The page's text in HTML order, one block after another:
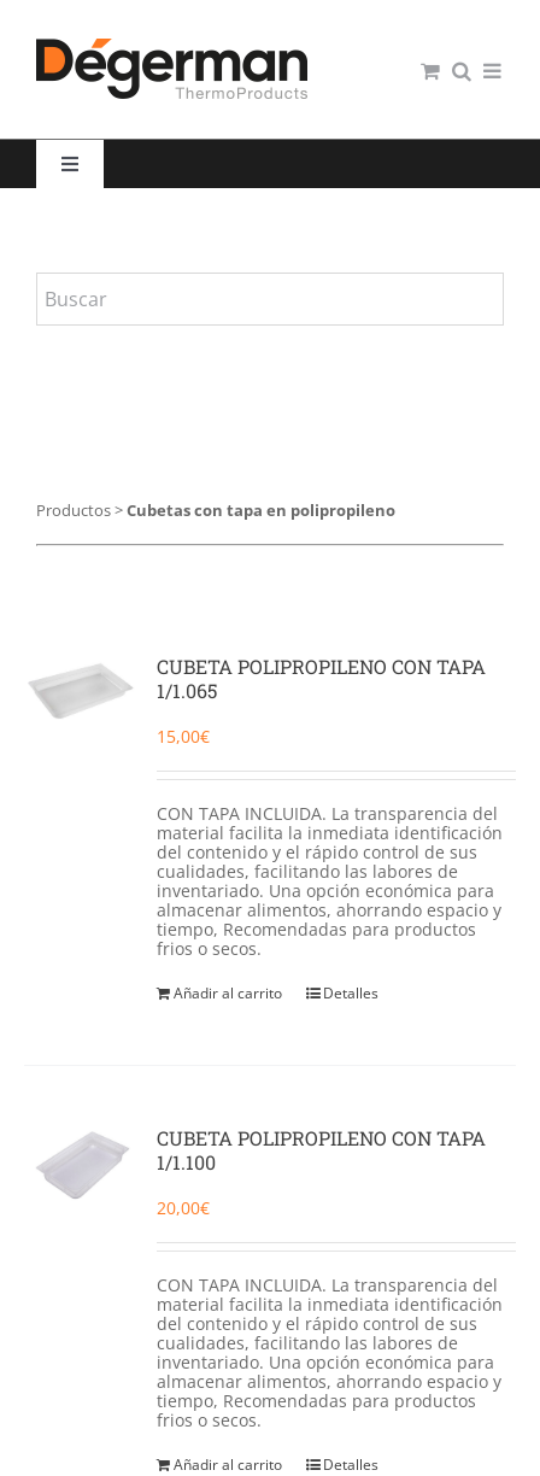
contenido
Toggle
Hospitales
Catering
91 629 17 10
Productos>Cubetas con tapa en polipropileno
CUBETA POLIPROPILENO CON TAPA
1/1.065
15,00€
CON TAPA INCLUIDA. La transparencia del
material facilita la inmediata identificación
del contenido y el rápido control de sus
cualidades, facilitando las labores de
inventariado. Una opción económica para
almacenar alimentos, ahorrando espacio y
tiempo, Recomendadas para productos
frios o secos.
Añadir al carrito Detalles
CUBETA POLIPROPILENO CON TAPA
1/1.100
20,00€
CON TAPA INCLUIDA. La transparencia del
material facilita la inmediata identificación
del contenido y el rápido control de sus
cualidades, facilitando las labores de
inventariado. Una opción económica para
almacenar alimentos, ahorrando espacio y
tiempo, Recomendadas para productos
frios o secos.
Añadir al carrito Detalles